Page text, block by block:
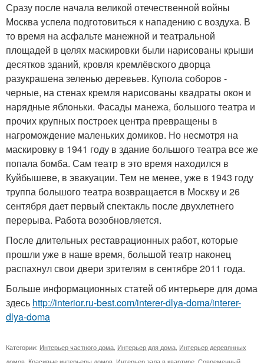
Сразу после начала великой отечественной войны
Москва успела подготовиться к нападению с воздуха. В
то время на асфальте манежной и театральной
площадей в целях маскировки были нарисованы крыши
десятков зданий, кровля кремлёвского дворца
разукрашена зеленью деревьев. Купола соборов -
черные, на стенах кремля нарисованы квадраты окон и
нарядные яблоньки. Фасады манежа, большого театра и
прочих крупных построек центра превращены в
нагромождение маленьких домиков. Но несмотря на
маскировку в 1941 году в здание большого театра все же
попала бомба. Сам театр в это время находился в
Куйбышеве, в эвакуации. Тем не менее, уже в 1943 году
труппа большого театра возвращается в Москву и 26
сентября дает первый спектакль после двухлетнего
перерыва. Работа возобновляется.
После длительных реставрационных работ, которые
прошли уже в наше время, большой театр наконец
распахнул свои двери зрителям в сентябре 2011 года.
Больше информационных статей об интерьере для дома
здесь http://interior.ru-best.com/interer-dlya-doma/interer-
dlya-doma
Категории: Интерьер частного дома, Интерьер для дома, Интерьер деревянных